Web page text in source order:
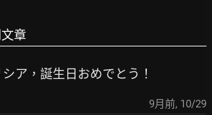
章
シア，誕生日おめでとう！
9月前, 10/29